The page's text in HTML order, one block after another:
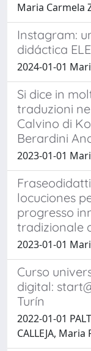
Maria Carmela
Instagram:
didáctica ELE
2024-01-01
Si dice in
traduzioni
Calvino di
Berardini
2023-01-01
locuciones
progresso
tradizionale
2023-01-01
Curso
digital:
Turín
2022-01-01
CALLEJA,